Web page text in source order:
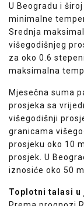
U Beogradu i
minimalne
Srednja
višegodišnjeg
za oko 0.6
maksimalna
Mjesečna suma
prosjeka sa
višegodišnji
granicama
prosjeku oko 10
prosjek. U
iznosiće oko 50
Toplotni talasi u